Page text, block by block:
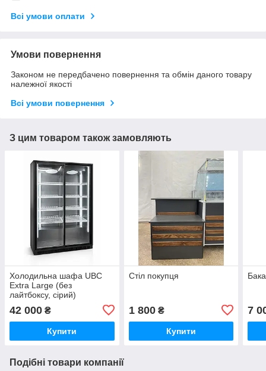
Всі умови оплати
Умови повернення
Законом не передбачено повернення та обмін даного товару
належної якості
Всі умови повернення
З цим товаром також замовляють
Холодильна шафа UBC
Extra Large (без
лайтбоксу, сірий)
42 000 ₴
Купити
Стіл покупця
1 800₴
Купити
7
Подібні товари компанії